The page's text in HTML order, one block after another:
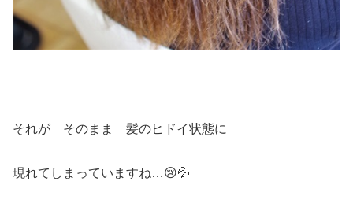
それが そのまま 髪のヒドイ状態に
現れてしまっていますね…😢💦